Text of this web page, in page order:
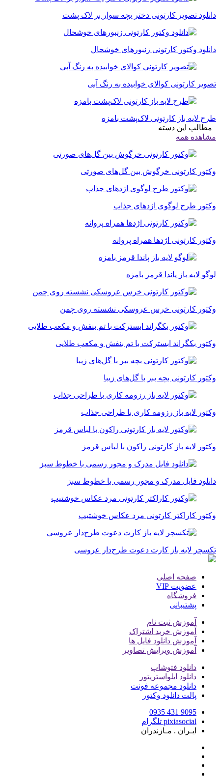
تصویر کارتونی دختر بچه سوار بر لاک پشت
وکتور کارتونی زنبورهای خوشحال
کارتونی کوالای خوابیده به رنگ آبی
لایه باز کارتونی لاک‌پشت بامزه
این دسته
همه
کارتونی خرگوش بین گل‌های صورتی
طرح لوگوی اژدهای جذاب
کارتونی اژدها همراه پروانه
لایه باز پاندا قرمز بامزه
کارتونی خرس عروسکی نشسته روی چمن
بکگراند ابسترکت با تم بنفش و مکعب طلایی
کارتونی بچه ببر با گل‌های زیبا
لایه باز رزومه کاری با طراحی جذاب
لایه باز کارتونی راکون با لباس قرمز
فایل مدرک و مجور رسمی با خطوط سبز
کاراکتر کارتونی مرد عکاس خوشتیپ
لایه باز کارت دعوت طرح‌دار عروسی
صفحه اصلی
عضویت VIP
فروشگاه
پشتیبانی
آموزش ثبت نام
آموزش خرید اشتراک
آموزش دانلود فایل ها
آموزش ویرایش تصاویر
دانلود فتوشاپ
دانلود ایلواستریتور
دانلود مجموعه فونت
پالت دانلود وکتور
9095 431 0935
pixiasocial تلگرام
ایـران . مـازندران